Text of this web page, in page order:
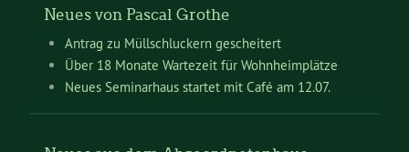
Neues von Pascal Grothe
Antrag zu Müllschluckern gescheitert
Über 18 Monate Wartezeit für Wohnheimplätze
Neues Seminarhaus startet mit Café am 12.07.